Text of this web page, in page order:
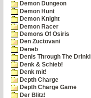
Demon Dungeon
Demon Hunt
Demon Knight
Demon Racer
Demons Of Osiris
Den Zuctovani
Deneb
Denis Through The
Denk & Schieb!
Denk mit!
Depth Charge
Depth Charge Game
Der Blitz!